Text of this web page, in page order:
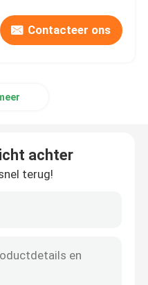
Contacteer ons
achter
terug!